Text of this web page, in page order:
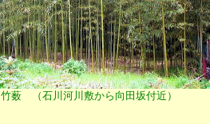
竹薮 （石川河川敷から向田坂付近）